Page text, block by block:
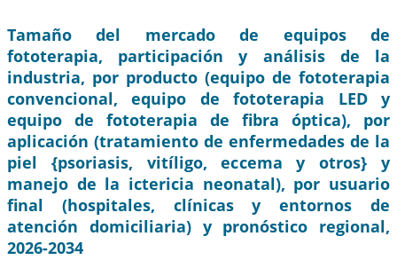
Tamaño del mercado de equipos de
fototerapia, participación y análisis de la
industria, por producto (equipo de fototerapia
convencional, equipo de fototerapia LED y
equipo de fototerapia de fibra óptica), por
aplicación (tratamiento de enfermedades de la
piel {psoriasis, vitíligo, eccema y otros} y
manejo de la ictericia neonatal), por usuario
final (hospitales, clínicas y entornos de
atención domiciliaria) y pronóstico regional,
2026-2034